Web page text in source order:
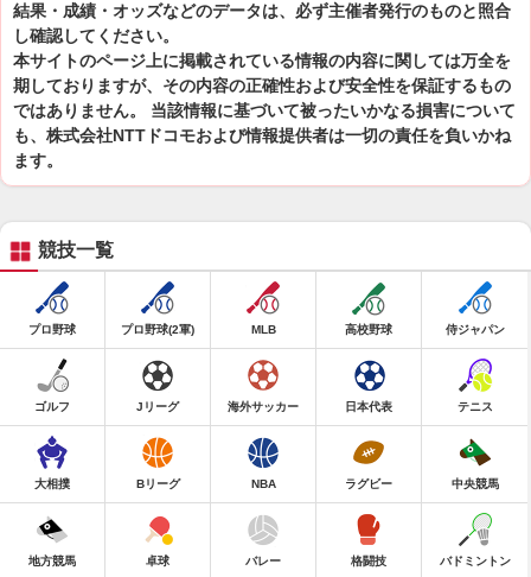
結果・成績・オッズなどのデータは、必ず主催者発行のものと照合
し確認してください。
本サイトのページ上に掲載されている情報の内容に関しては万全を
期しておりますが、その内容の正確性および安全性を保証するもの
ではありません。 当該情報に基づいて被ったいかなる損害について
も、株式会社NTTドコモおよび情報提供者は一切の責任を負いかね
ます。
競技一覧
プロ野球 プロ野球(2軍) MLB 高校野球 侍ジャパン
ゴルフ Jリーグ 海外サッカー 日本代表 テニス
大相撲 Bリーグ NBA ラグビー 中央競馬
地方競馬 卓球 バレー 格闘技 バドミントン